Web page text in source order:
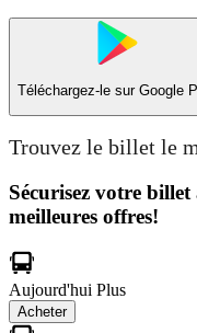
Téléchargez-le sur Google
Trouvez le billet le
Sécurisez votre
meilleures offres!
Aujourd'hui Plus
Acheter